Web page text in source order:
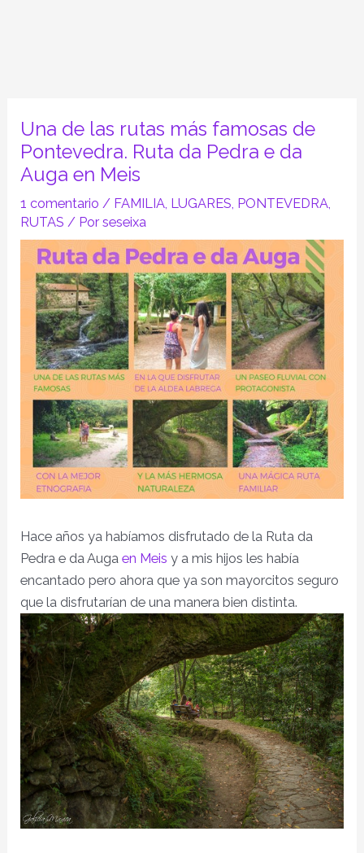
Una de las rutas más famosas de
Pontevedra. Ruta da Pedra e da
Auga en Meis
1 comentario / FAMILIA, LUGARES, PONTEVEDRA,
RUTAS / Porseseixa
Hace años ya habíamos disfrutado de la Ruta da
Pedra e da Auga en Meis y a mis hijos les había
encantado pero ahora que ya son mayorcitos seguro
que la disfrutarían de una manera bien distinta.